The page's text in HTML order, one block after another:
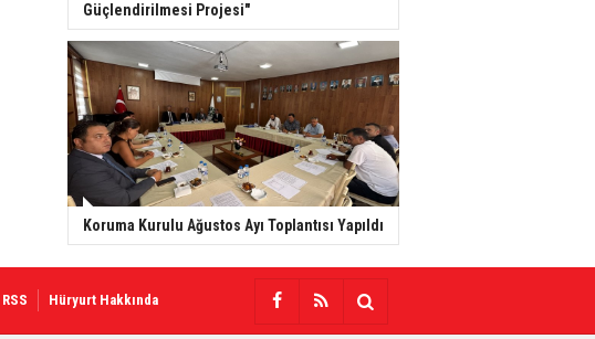
Güçlendirilmesi Projesi"
Koruma Kurulu Ağustos Ayı Toplantısı Yapıldı
RSS Hüryurt Hakkında